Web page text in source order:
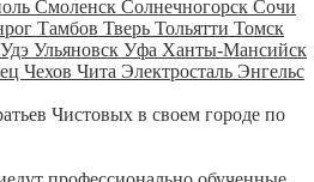
Смоленск Солнечногорск Сочи
Тамбов Тверь Тольятти Томск
Ульяновск Уфа Ханты-Мансийск
Чехов Чита Электросталь Энгельс
Чистовых в своем городе по